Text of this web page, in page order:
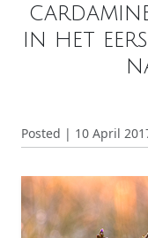
in het
Posted | 10 April